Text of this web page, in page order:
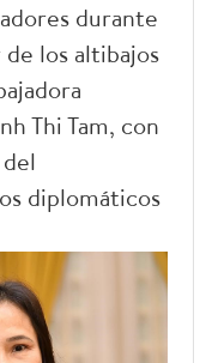
durante
los altibajos
Thi Tam, con
diplomáticos